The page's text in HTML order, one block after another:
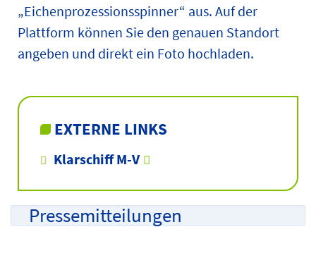
„Eichenprozessionsspinner“ aus. Auf der
Plattform können Sie den genauen Standort
angeben und direkt ein Foto hochladen.
EXTERNE LINKS
Klarschiff M-V
Pressemitteilungen